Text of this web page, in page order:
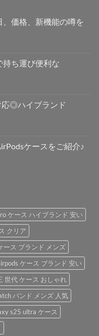
、価格、新機能の噂を
持ち運び便利な
応◎ハイブランド
ケースをご紹介♪
ケース ハイブランド 安い
クリア
ース ブランド メンズ
ケース ブランド 安い
世代 ケース おしゃれ
バンド メンズ 人気
s25 ultra ケース